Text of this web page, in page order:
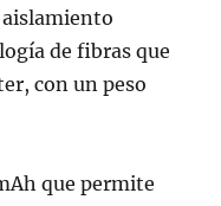
aislamiento
de fibras que
con un peso
que permite